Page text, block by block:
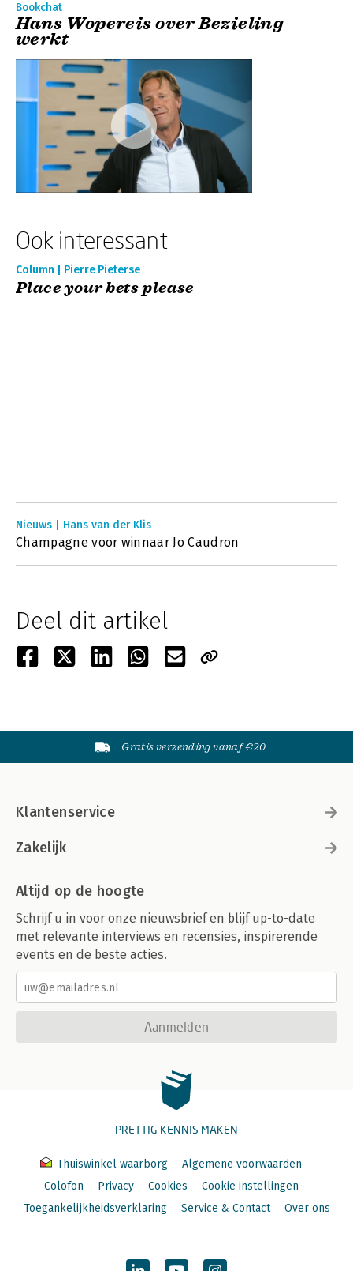
Bookchat
Hans Wopereis over Bezieling
werkt
Ook interessant
Column | Pierre Pieterse
Place your bets please
Nieuws | Hans van der Klis
Champagne voor winnaar Jo Caudron
Deel dit artikel
Gratis verzending vanaf €20
Klantenservice
Zakelijk
Altijd op de hoogte
Schrijf u in voor onze nieuwsbrief en blijf up-to-date
met relevante interviews en recensies, inspirerende
events en de beste acties.
Aanmelden
PRETTIG KENNIS MAKEN
Thuiswinkel waarborg
Algemene voorwaarden
Colofon
Privacy Cookies
Cookie instellingen
Toegankelijkheidsverklaring
Service & Contact Over ons